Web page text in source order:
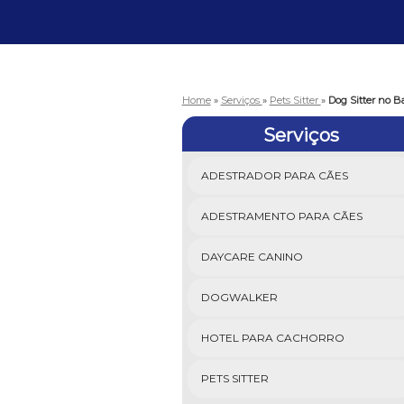
Home » Serviços » Pets Sitter » Dog Sitter no
Serviços
ADESTRADOR PARA CÃES
ADESTRAMENTO PARA CÃES
DAYCARE CANINO
DOGWALKER
HOTEL PARA CACHORRO
PETS SITTER